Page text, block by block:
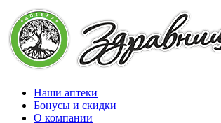
Наши аптеки
Бонусы и скидки
О компании